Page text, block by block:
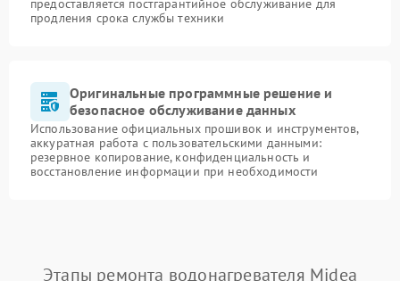
предоставляется постгарантийное обслуживание для
продления срока службы техники
Оригинальные программные решение и
безопасное обслуживание данных
Использование официальных прошивок и инструментов,
аккуратная работа с пользовательскими данными:
резервное копирование, конфиденциальность и
восстановление информации при необходимости
Этапы ремонта водонагревателя Midea